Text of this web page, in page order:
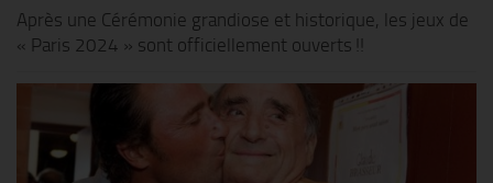
Après une Cérémonie grandiose et historique, les jeux de
« Paris 2024 » sont officiellement ouverts !!